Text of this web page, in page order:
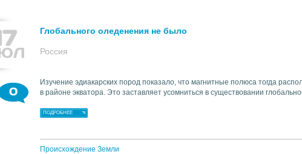
Глобального оледенения не было
Россия
0
Изучение эдиакарских пород показало, что магнитные полюса тогда
в районе экватора. Это заставляет усомниться в существовании
ПОДРОБНЕЕ
Происхождение Земли